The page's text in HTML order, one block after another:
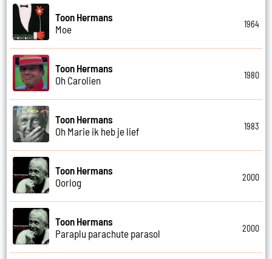
Toon Hermans
Moe
1964
Toon Hermans
Oh Carolien
1980
Toon Hermans
Oh Marie ik heb je lief
1983
Toon Hermans
Oorlog
2000
Toon Hermans
Paraplu parachute parasol
2000